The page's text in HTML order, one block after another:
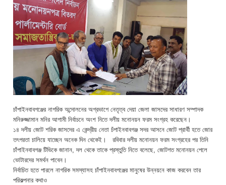
চাঁপাইনবাবগঞ্জের নাগরিক অন্দোলনের অগ্রভাগে নেতৃত্ব দেয়া জেলা জাসদের সাধারণ সম্পাদক
মনিরুজ্জামান মনির আগামী নির্বাচনে অংশ নিতে দলীয় মনোনয়ন ফরম সংগ্রহ করেছেন।
১৪ দলীয় জোট শরিক জাসদের এ কেন্দ্রীয় নেতা চঁপাইনবাবগঞ্জ সদর আসনে জোট প্রার্থী হতে জোর
তৎপরতা চালিয়ে যাচ্ছেন অনেক দিন থেকেই। রবিবার দলীয় মনোনয়ন ফরম সংগ্রহের পর তিনি
চাঁপাইনবাবগঞ্জ টিভিকে জানান, ‌‌‌দল থেকে তাকে প্রস্তুতি নিতে বলেছে, জোটগত মনোনয়ন পেলে
ভোটারদের সমর্থন পাবেন।
নির্বাচিত হতে পারলে নাগরিক সমস্যাসহ চাঁপাইনবাবগঞ্জের মানুষের উন্নয়নে কাজ করবেন তার
পরিকল্পনার কথাও